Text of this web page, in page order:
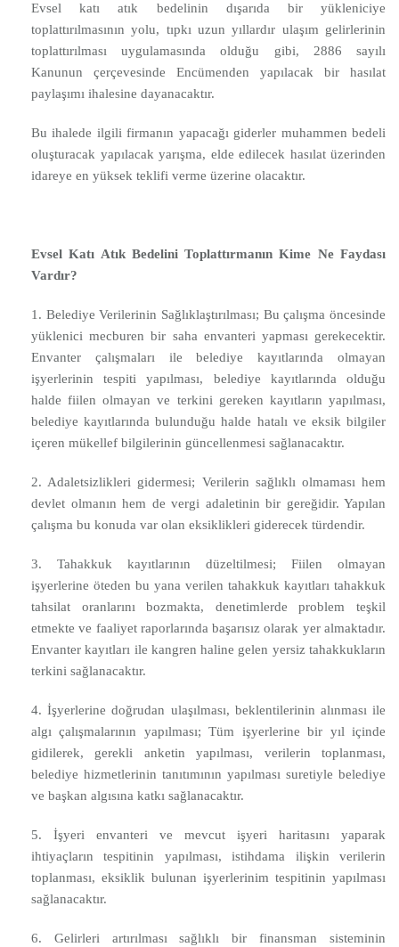
Evsel katı atık bedelinin dışarıda bir yükleniciye
toplattırılmasının yolu, tıpkı uzun yıllardır ulaşım gelirlerinin
toplattırılması uygulamasında olduğu gibi, 2886 sayılı
Kanunun çerçevesinde Encümenden yapılacak bir hasılat
paylaşımı ihalesine dayanacaktır.
Bu ihalede ilgili firmanın yapacağı giderler muhammen bedeli
oluşturacak yapılacak yarışma, elde edilecek hasılat üzerinden
idareye en yüksek teklifi verme üzerine olacaktır.
Evsel Katı Atık Bedelini Toplattırmanın Kime Ne Faydası
Vardır?
1. Belediye Verilerinin Sağlıklaştırılması; Bu çalışma öncesinde
yüklenici mecburen bir saha envanteri yapması gerekecektir.
Envanter çalışmaları ile belediye kayıtlarında olmayan
işyerlerinin tespiti yapılması, belediye kayıtlarında olduğu
halde fiilen olmayan ve terkini gereken kayıtların yapılması,
belediye kayıtlarında bulunduğu halde hatalı ve eksik bilgiler
içeren mükellef bilgilerinin güncellenmesi sağlanacaktır.
2. Adaletsizlikleri gidermesi; Verilerin sağlıklı olmaması hem
devlet olmanın hem de vergi adaletinin bir gereğidir. Yapılan
çalışma bu konuda var olan eksiklikleri giderecek türdendir.
3. Tahakkuk kayıtlarının düzeltilmesi; Fiilen olmayan
işyerlerine öteden bu yana verilen tahakkuk kayıtları tahakkuk
tahsilat oranlarını bozmakta, denetimlerde problem teşkil
etmekte ve faaliyet raporlarında başarısız olarak yer almaktadır.
Envanter kayıtları ile kangren haline gelen yersiz tahakkukların
terkini sağlanacaktır.
4. İşyerlerine doğrudan ulaşılması, beklentilerinin alınması ile
algı çalışmalarının yapılması; Tüm işyerlerine bir yıl içinde
gidilerek, gerekli anketin yapılması, verilerin toplanması,
belediye hizmetlerinin tanıtımının yapılması suretiyle belediye
ve başkan algısına katkı sağlanacaktır.
5. İşyeri envanteri ve mevcut işyeri haritasını yaparak
ihtiyaçların tespitinin yapılması, istihdama ilişkin verilerin
toplanması, eksiklik bulunan işyerlerinim tespitinin yapılması
sağlanacaktır.
6. Gelirleri artırılması sağlıklı bir finansman sisteminin